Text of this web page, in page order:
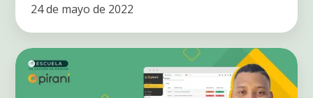
24 de mayo de 2022
Aprende
cómo